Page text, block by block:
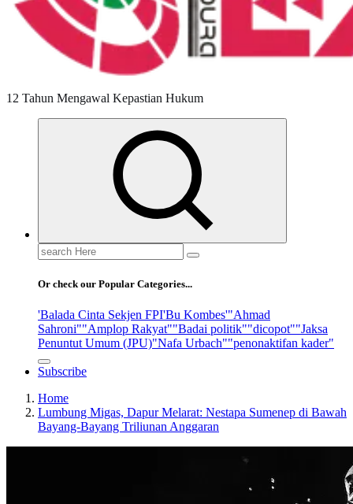
12 Tahun Mengawal Kepastian Hukum
Search
for:
Or check our Popular Categories...
'Balada Cinta Sekjen FPI'Bu Kombes'"Ahmad
Sahroni""Amplop Rakyat""Badai politik""dicopot""Jaksa
Penuntut Umum (JPU)"Nafa Urbach""penonaktifan kader"
Subscribe
Home
Lumbung Migas, Dapur Melarat: Nestapa Sumenep di Bawah
Bayang-Bayang Triliunan Anggaran